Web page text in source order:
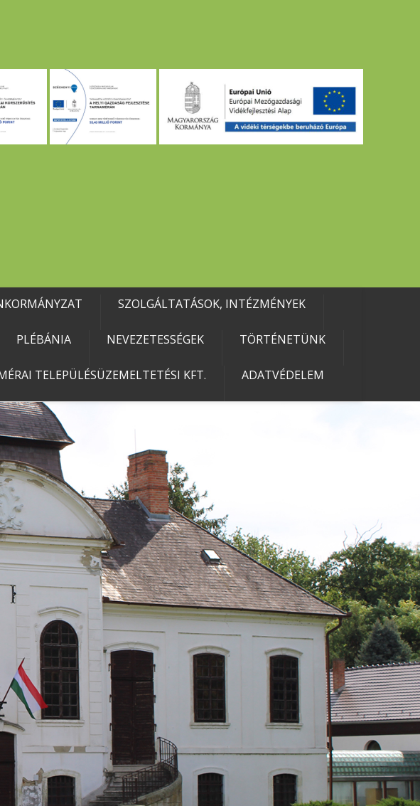
SZOLGÁLTATÁSOK, INTÉZMÉNYEK
PLÉBÁNIA NEVEZETESSÉGEK TÖRTÉNETÜNK
TELEPÜLÉSÜZEMELTETÉSI KFT. ADATVÉDELEM